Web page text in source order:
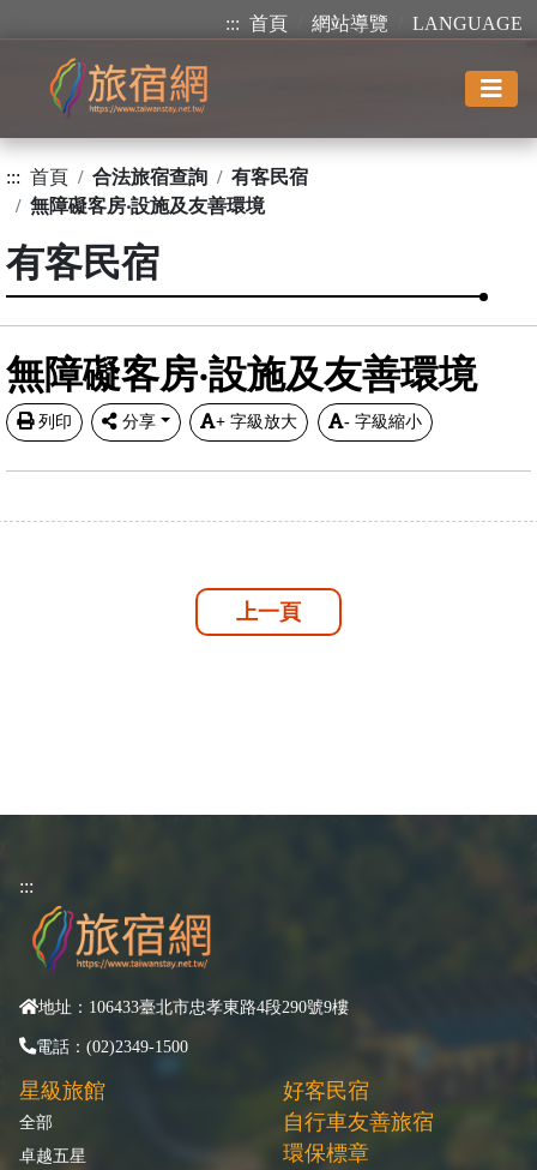
::: 首頁 網站導覽 LANGUAGE
::: 首頁 合法旅宿查詢
有客民宿
無障礙客房‧設施及友善環境
有客民宿
無障礙客房‧設施及友善環境
列印 分享 + 字級放大 - 字級縮小
上一頁
:::
地址：106433臺北市忠孝東路4段290號9樓
電話：(02)2349-1500
星級旅館
全部
卓越五星
好客民宿
自行車友善旅宿
環保標章